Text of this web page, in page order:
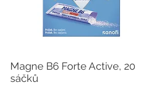
Magne B6 Forte Active, 20
sáčků